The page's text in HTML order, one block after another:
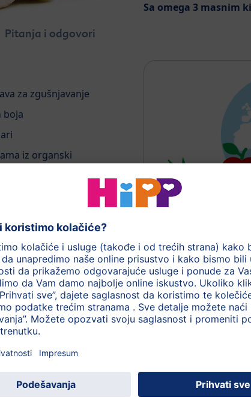
Sa omega 3 masnim
Pitanja i odgovori
za zgušnjavanje
boja
iz organski
za razvoj moždanih i
bi bebe naučile da žvaću
od suštinskog značaja za
Krompir, Piletina
Odakle
za
Saznajte više o
kategorije